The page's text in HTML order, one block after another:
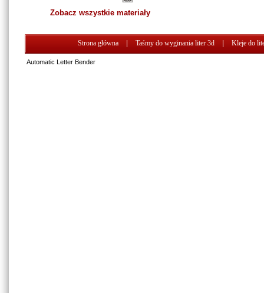
Zobacz wszystkie materiały
Strona główna Taśmy do wyginania liter 3d Kleje do
Automatic Letter Bender